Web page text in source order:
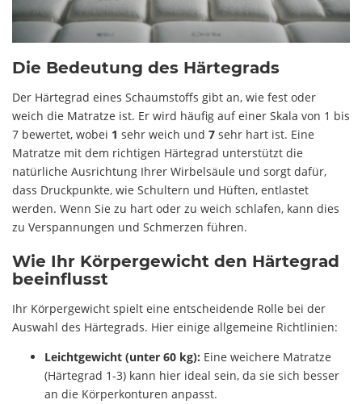
Die Bedeutung des Härtegrads
Der Härtegrad eines Schaumstoffs gibt an, wie fest oder
weich die Matratze ist. Er wird häufig auf einer Skala von 1 bis
7 bewertet, wobei 1 sehr weich und 7 sehr hart ist. Eine
Matratze mit dem richtigen Härtegrad unterstützt die
natürliche Ausrichtung Ihrer Wirbelsäule und sorgt dafür,
dass Druckpunkte, wie Schultern und Hüften, entlastet
werden. Wenn Sie zu hart oder zu weich schlafen, kann dies
zu Verspannungen und Schmerzen führen.
Wie Ihr Körpergewicht den Härtegrad
beeinflusst
Ihr Körpergewicht spielt eine entscheidende Rolle bei der
Auswahl des Härtegrads. Hier einige allgemeine Richtlinien:
Leichtgewicht (unter 60 kg): Eine weichere Matratze
(Härtegrad 1-3) kann hier ideal sein, da sie sich besser
an die Körperkonturen anpasst.